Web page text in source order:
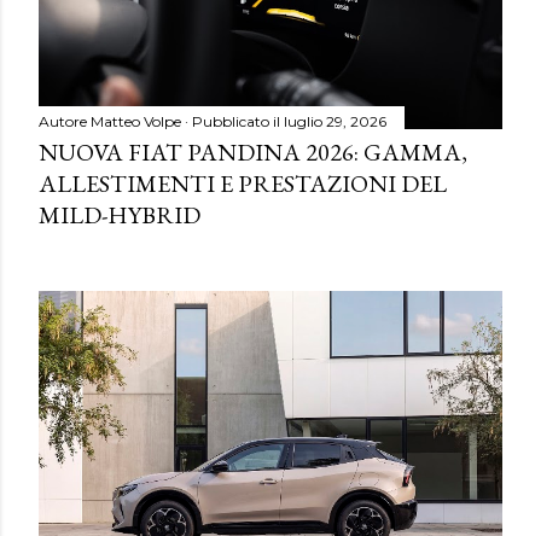
Autore Matteo Volpe Pubblicato il luglio 29, 2026
NUOVA FIAT PANDINA 2026: GAMMA,
ALLESTIMENTI E PRESTAZIONI DEL
MILD-HYBRID